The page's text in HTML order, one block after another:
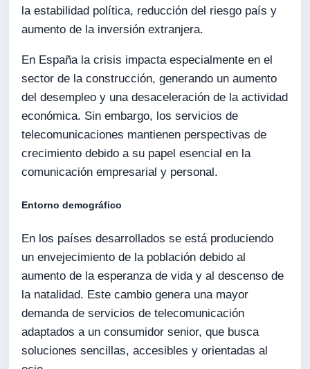
la estabilidad política, reducción del riesgo país y
aumento de la inversión extranjera.
En España la crisis impacta especialmente en el
sector de la construcción, generando un aumento
del desempleo y una desaceleración de la actividad
económica. Sin embargo, los servicios de
telecomunicaciones mantienen perspectivas de
crecimiento debido a su papel esencial en la
comunicación empresarial y personal.
Entorno demográfico
En los países desarrollados se está produciendo
un envejecimiento de la población debido al
aumento de la esperanza de vida y al descenso de
la natalidad. Este cambio genera una mayor
demanda de servicios de telecomunicación
adaptados a un consumidor senior, que busca
soluciones sencillas, accesibles y orientadas al